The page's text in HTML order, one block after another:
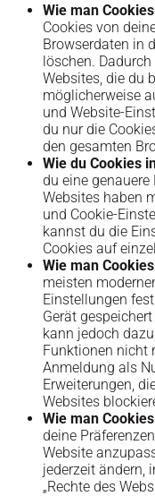
Wie man
Cookies von
Browserdaten in
löschen.
Websites, die du
möglicherweise
und Website-
du nur die
den gesamten
Wie du Cookies
du eine
Websites haben
und Cookie-
kannst du die
Cookies auf
Wie man
meisten
Einstellungen
Gerät
kann jedoch
Funktionen nicht
Anmeldung als
Erweiterungen,
Websites
Wie man
deine
Website
jederzeit ändern,
„Rechte des